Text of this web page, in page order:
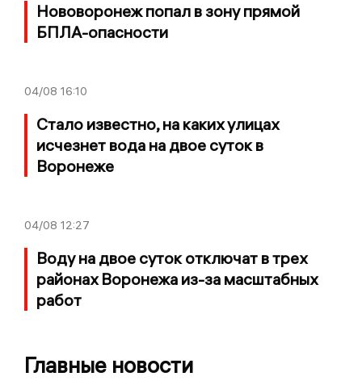
Нововоронеж попал в зону прямой
БПЛА-опасности
04/08 16:10
Стало известно, на каких улицах
исчезнет вода на двое суток в
Воронеже
04/08 12:27
Воду на двое суток отключат в трех
районах Воронежа из-за масштабных
работ
Главные новости